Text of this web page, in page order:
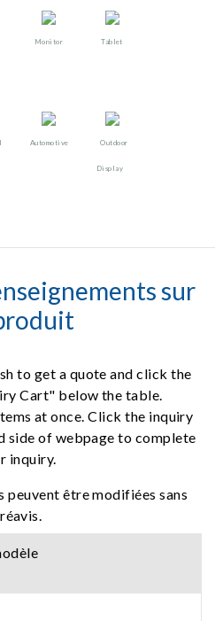
Monitor Tablet
Automotive Outdoor
Display
sur
to get a quote and click the
Cart" below the table.
at once. Click the inquiry
side of webpage to complete
inquiry.
peuvent être modifiées sans